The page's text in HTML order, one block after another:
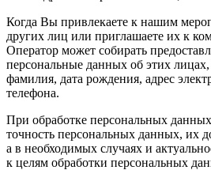
Когда Вы привлекаете к нашим
других лиц или приглашаете их к
Оператор может собирать
персональные данных об этих
фамилия, дата рождения, адрес
телефона.
При обработке персональных
точность персональных данных, их
а в необходимых случаях и
к целям обработки персональных